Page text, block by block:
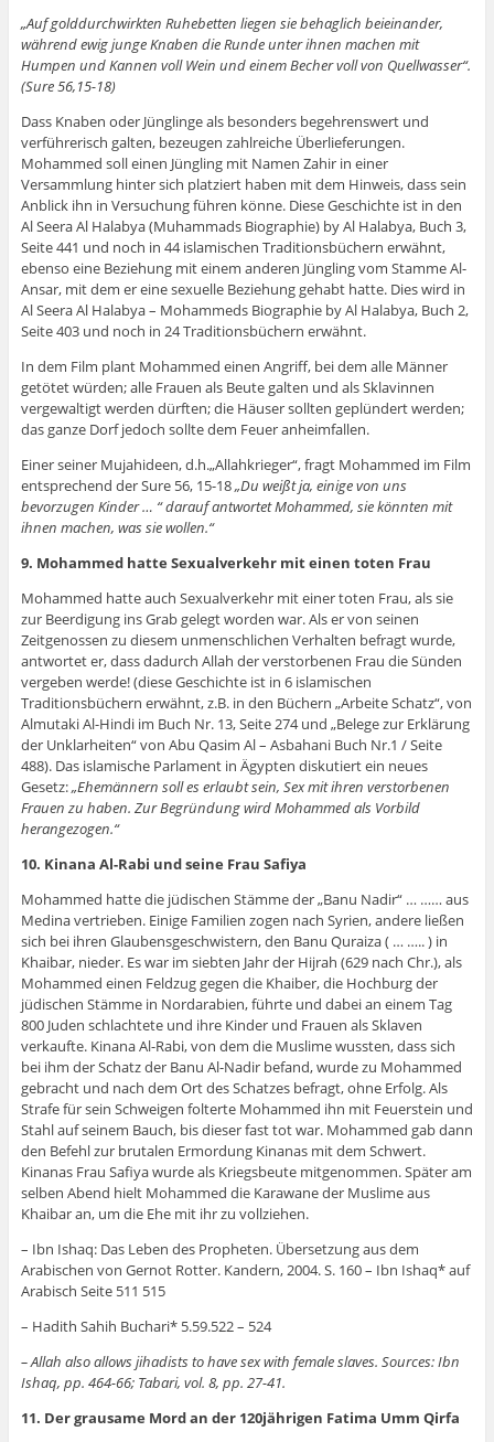
„Auf golddurchwirkten Ruhebetten liegen sie behaglich beieinander,
während ewig junge Knaben die Runde unter ihnen machen mit
Humpen und Kannen voll Wein und einem Becher voll von Quellwasser“.
(Sure 56,15-18)
Dass Knaben oder Jünglinge als besonders begehrenswert und
verführerisch galten, bezeugen zahlreiche Überlieferungen.
Mohammed soll einen Jüngling mit Namen Zahir in einer
Versammlung hinter sich platziert haben mit dem Hinweis, dass sein
Anblick ihn in Versuchung führen könne. Diese Geschichte ist in den
Al Seera Al Halabya (Muhammads Biographie) by Al Halabya, Buch 3,
Seite 441 und noch in 44 islamischen Traditionsbüchern erwähnt,
ebenso eine Beziehung mit einem anderen Jüngling vom Stamme Al-
Ansar, mit dem er eine sexuelle Beziehung gehabt hatte. Dies wird in
Al Seera Al Halabya – Mohammeds Biographie by Al Halabya, Buch 2,
Seite 403 und noch in 24 Traditionsbüchern erwähnt.
In dem Film plant Mohammed einen Angriff, bei dem alle Männer
getötet würden; alle Frauen als Beute galten und als Sklavinnen
vergewaltigt werden dürften; die Häuser sollten geplündert werden;
das ganze Dorf jedoch sollte dem Feuer anheimfallen.
Einer seiner Mujahideen, d.h.„Allahkrieger“, fragt Mohammed im Film
entsprechend der Sure 56, 15-18„Du weißt ja, einige von uns
bevorzugen Kinder … “ darauf antwortet Mohammed, sie könnten mit
ihnen machen, was sie wollen.“
9. Mohammed hatte Sexualverkehr mit einen toten Frau
Mohammed hatte auch Sexualverkehr mit einer toten Frau, als sie
zur Beerdigung ins Grab gelegt worden war. Als er von seinen
Zeitgenossen zu diesem unmenschlichen Verhalten befragt wurde,
antwortet er, dass dadurch Allah der verstorbenen Frau die Sünden
vergeben werde! (diese Geschichte ist in 6 islamischen
Traditionsbüchern erwähnt, z.B. in den Büchern „Arbeite Schatz“, von
Almutaki Al-Hindi im Buch Nr. 13, Seite 274 und „Belege zur Erklärung
der Unklarheiten“ von Abu Qasim Al – Asbahani Buch Nr.1 / Seite
488). Das islamische Parlament in Ägypten diskutiert ein neues
Gesetz:„Ehemännern soll es erlaubt sein, Sex mit ihren verstorbenen
Frauen zu haben. Zur Begründung wird Mohammed als Vorbild
herangezogen.“
10. Kinana Al-Rabi und seine Frau Safiya
Mohammed hatte die jüdischen Stämme der „Banu Nadir“ … …… aus
Medina vertrieben. Einige Familien zogen nach Syrien, andere ließen
sich bei ihren Glaubensgeschwistern, den Banu Quraiza ( … ….. ) in
Khaibar, nieder. Es war im siebten Jahr der Hijrah (629 nach Chr.), als
Mohammed einen Feldzug gegen die Khaiber, die Hochburg der
jüdischen Stämme in Nordarabien, führte und dabei an einem Tag
800 Juden schlachtete und ihre Kinder und Frauen als Sklaven
verkaufte. Kinana Al-Rabi, von dem die Muslime wussten, dass sich
bei ihm der Schatz der Banu Al-Nadir befand, wurde zu Mohammed
gebracht und nach dem Ort des Schatzes befragt, ohne Erfolg. Als
Strafe für sein Schweigen folterte Mohammed ihn mit Feuerstein und
Stahl auf seinem Bauch, bis dieser fast tot war. Mohammed gab dann
den Befehl zur brutalen Ermordung Kinanas mit dem Schwert.
Kinanas Frau Safiya wurde als Kriegsbeute mitgenommen. Später am
selben Abend hielt Mohammed die Karawane der Muslime aus
Khaibar an, um die Ehe mit ihr zu vollziehen.
– Ibn Ishaq: Das Leben des Propheten. Übersetzung aus dem
Arabischen von Gernot Rotter. Kandern, 2004. S. 160 – Ibn Ishaq* auf
Arabisch Seite 511 515
– Hadith Sahih Buchari* 5.59.522 – 524
– Allah also allows jihadists to have sex with female slaves. Sources: Ibn
Ishaq, pp. 464-66; Tabari, vol. 8, pp. 27-41.
11. Der grausame Mord an der 120jährigen Fatima Umm Qirfa